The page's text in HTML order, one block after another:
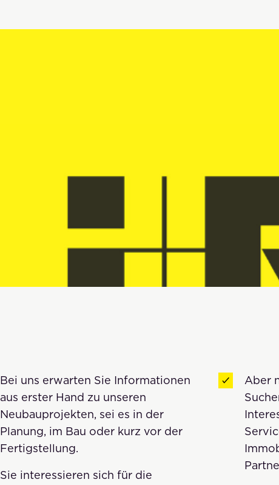
Bei uns erwarten Sie Informationen
aus erster Hand zu unseren
Neubauprojekten, sei es in der
Planung, im Bau oder kurz vor der
Fertigstellung.
Sie interessieren sich für die
Aber